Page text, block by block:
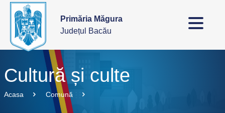
Primăria Măgura
Județul Bacău
Cultură și culte
Acasa Comună